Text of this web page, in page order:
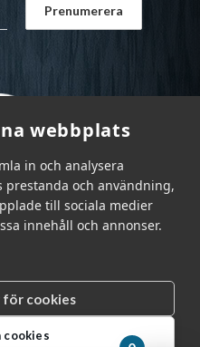
webbplats
in och analysera
och användning,
till sociala medier
innehåll och annonser.
cookies
cookies
© 2026 |
031 - 92 94 92